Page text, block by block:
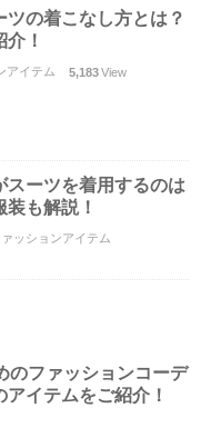
ツの着こなし方とは？
！
アイテム 5,183View
スーツを着用するのは
も解説！
ァッションアイテム
のファッションコーデ
イテムをご紹介！